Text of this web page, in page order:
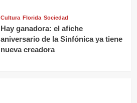
Cultura Florida Sociedad
Hay ganadora: el afiche
aniversario de la Sinfónica ya tiene
nueva creadora